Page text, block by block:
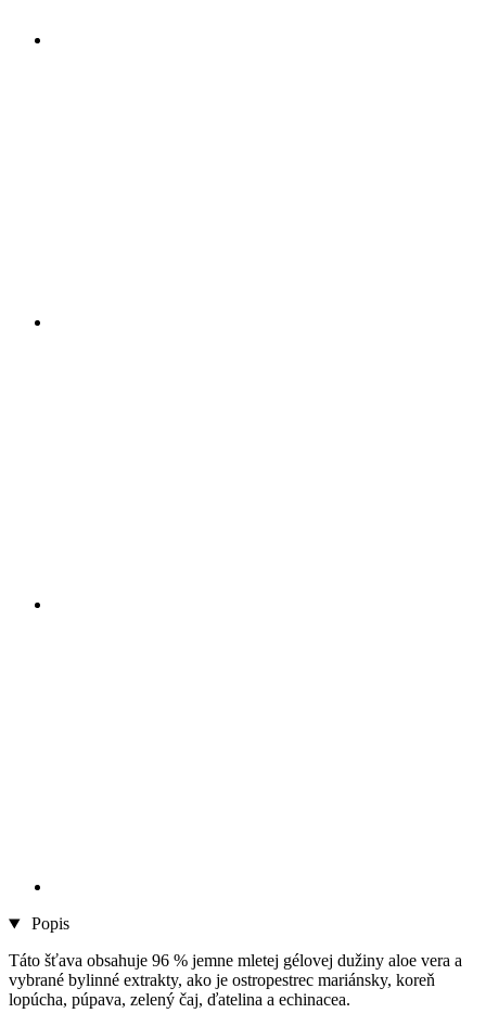
Popis
Táto šťava obsahuje 96 % jemne mletej gélovej dužiny aloe vera a
vybrané bylinné extrakty, ako je ostropestrec mariánsky, koreň
lopúcha, púpava, zelený čaj, ďatelina a echinacea.